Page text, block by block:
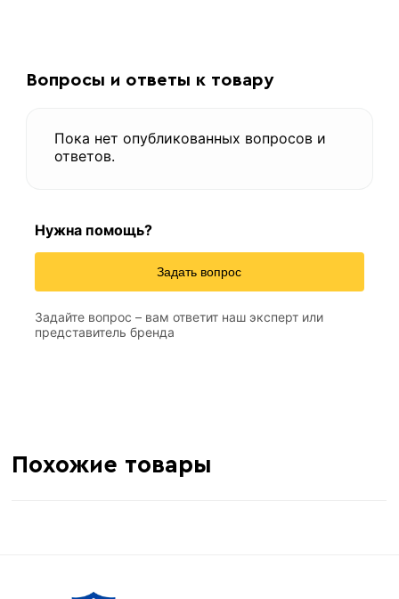
Вопросы и ответы к товару
Пока нет опубликованных вопросов и
ответов.
Нужна помощь?
Задать вопрос
Задайте вопрос – вам ответит наш эксперт или
представитель бренда
Похожие товары